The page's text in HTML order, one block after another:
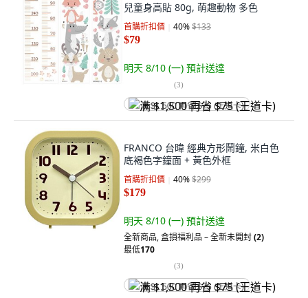
兒童身高貼 80g, 萌趣動物 多色
首購折扣價 40%$133
$79
明天 8/10 (一) 預計送達
(3)
满 $1,500 再省 $75 (王道卡)
FRANCO 台暐 經典方形鬧鐘, 米白色
底褐色字鐘面 + 黃色外框
首購折扣價 40%$299
$179
明天 8/10 (一) 預計送達
全新商品,盒損福利品 – 全新未開封(2)
最低170
(3)
满 $1,500 再省 $75 (王道卡)